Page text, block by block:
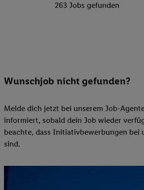
263 Jobs gefunden
Wunschjob nicht gefunden?
Melde dich jetzt bei unserem Job-
informiert, sobald dein Job wieder
beachte, dass Initiativbewerbungen bei
sind.